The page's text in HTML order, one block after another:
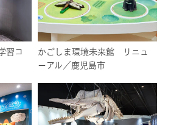
習コ
かごしま環境未来館 リニュ
ーアル／鹿児島市